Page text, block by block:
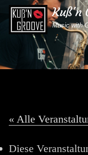
Kuß'n
Music with
« Alle
Diese